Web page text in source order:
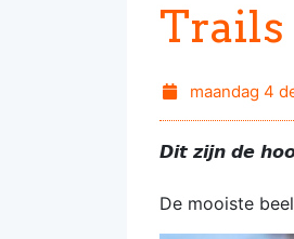
Trails
maandag 4
𝘿𝙞𝙩 𝙯𝙞𝙟𝙣 𝙙𝙚
De mooiste